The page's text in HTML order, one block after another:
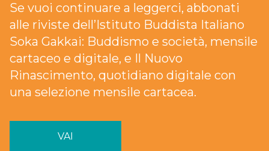
Se vuoi continuare a leggerci, abbonati
alle riviste dell’Istituto Buddista Italiano
Soka Gakkai: Buddismo e società, mensile
cartaceo e digitale, e Il Nuovo
Rinascimento, quotidiano digitale con
una selezione mensile cartacea.
VAI